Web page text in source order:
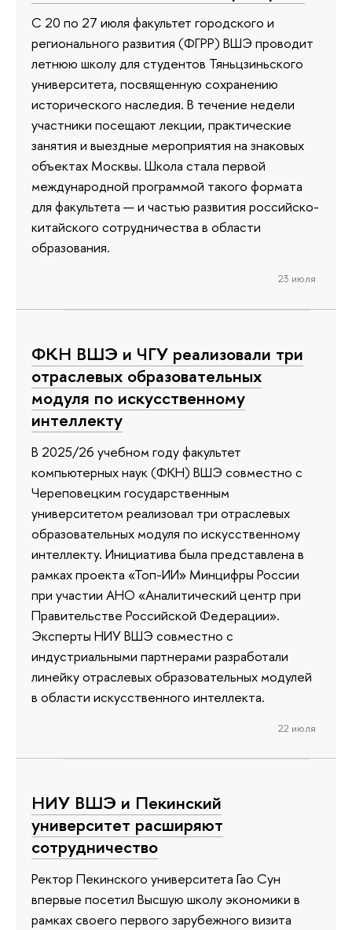
С 20 по 27 июля факультет городского и
регионального развития (ФГРР) ВШЭ проводит
летнюю школу для студентов Тяньцзиньского
университета, посвященную сохранению
исторического наследия. В течение недели
участники посещают лекции, практические
занятия и выездные мероприятия на знаковых
объектах Москвы. Школа стала первой
международной программой такого формата
для факультета — и частью развития российско-
китайского сотрудничества в области
образования.
23 июля
ФКН ВШЭ и ЧГУ реализовали три
отраслевых образовательных
модуля по искусственному
интеллекту
В 2025/26 учебном году факультет
компьютерных наук (ФКН) ВШЭ совместно с
Череповецким государственным
университетом реализовал три отраслевых
образовательных модуля по искусственному
интеллекту. Инициатива была представлена в
рамках проекта «Топ-ИИ» Минцифры России
при участии АНО «Аналитический центр при
Правительстве Российской Федерации».
Эксперты НИУ ВШЭ совместно с
индустриальными партнерами разработали
линейку отраслевых образовательных модулей
в области искусственного интеллекта.
22 июля
НИУ ВШЭ и Пекинский
университет расширяют
сотрудничество
Ректор Пекинского университета Гао Сун
впервые посетил Высшую школу экономики в
рамках своего первого зарубежного визита